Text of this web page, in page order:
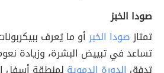
صودا الخبز
تمتازصودا الخبرأو ما يُعرف
تساعد في تبييض البشرة، وزيادة